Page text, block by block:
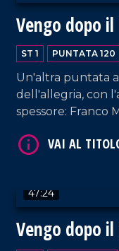
Vengo dopo il
ST 1 PUNTATA 120
Un'altra puntata
dell'allegria, con
spessore: Franco
campo
47:24
Vengo dopo il
VAI AL TITOLO
VAI AL TITOLO